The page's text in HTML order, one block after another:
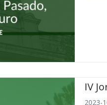
IV
2023-